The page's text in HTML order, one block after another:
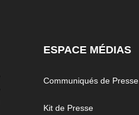
ESPACE MÉDIAS
Communiqués de Presse
Kit de Presse